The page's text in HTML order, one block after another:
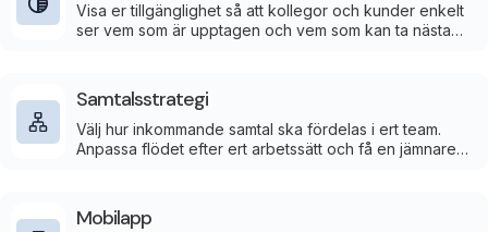
Visa er tillgänglighet så att kollegor och kunder enkelt
ser vem som är upptagen och vem som kan ta nästa
Samtalsstrategi
Välj hur inkommande samtal ska fördelas i ert team.
Anpassa flödet efter ert arbetssätt och få en jämnare
Mobilapp